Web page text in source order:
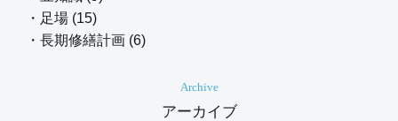
・足場 (15)
・長期修繕計画 (6)
Archive
アーカイブ